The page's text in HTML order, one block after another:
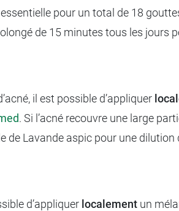
pour un total de 18
de 15 minutes tous les jours
il est possible d’appliquer
. Si l’acné recouvre une large
de Lavande aspic pour une
d’appliquer localement un